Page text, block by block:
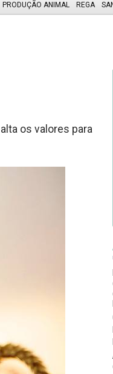
PRODUÇÃO ANIMAL REGA
os valores para